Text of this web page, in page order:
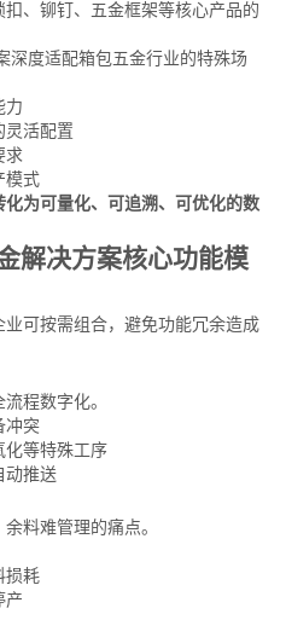
、铆钉、五金框架等核心产品的
深度适配箱包五金行业的特殊场
力
灵活配置
求
模式
为可量化、可追溯、可优化的数
解决方案核心功能模
可按需组合，避免功能冗余造成
程数字化。
冲突
化等特殊工序
动推送
料难管理的痛点。
损耗
产